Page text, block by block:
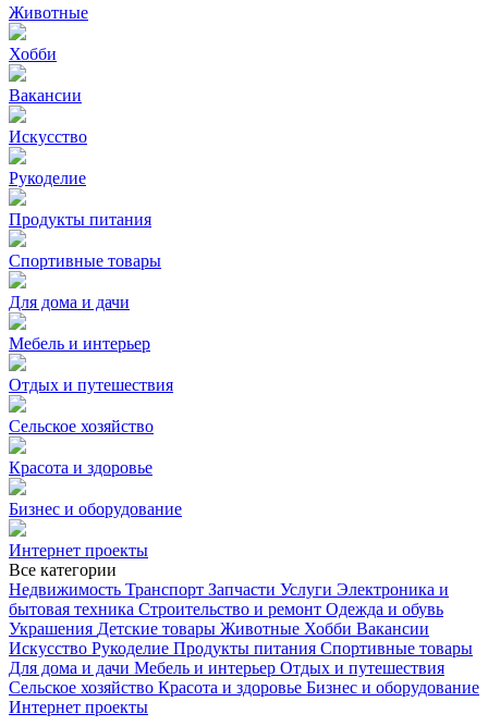
Животные
Хобби
Вакансии
Искусство
Рукоделие
Продукты питания
Спортивные товары
Для дома и дачи
Мебель и интерьер
Отдых и путешествия
Сельское хозяйство
Красота и здоровье
Бизнес и оборудование
Интернет проекты
Все категории
Недвижимость Транспорт Запчасти Услуги Электроника и
бытовая техника Строительство и ремонт Одежда и обувь
Украшения Детские товары Животные Хобби Вакансии
Искусство Рукоделие Продукты питания Спортивные товары
Для дома и дачи Мебель и интерьер Отдых и путешествия
Сельское хозяйство Красота и здоровье Бизнес и оборудование
Интернет проекты